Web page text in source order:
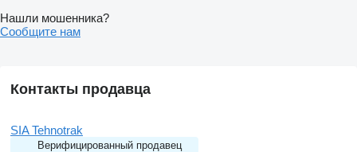
Нашли мошенника?
Сообщите нам
Контакты продавца
SIA Tehnotrak
Верифицированный продавец